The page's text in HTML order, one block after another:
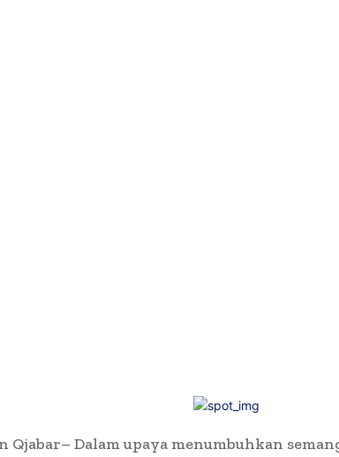
Qjabar– Dalam upaya menumbuhkan